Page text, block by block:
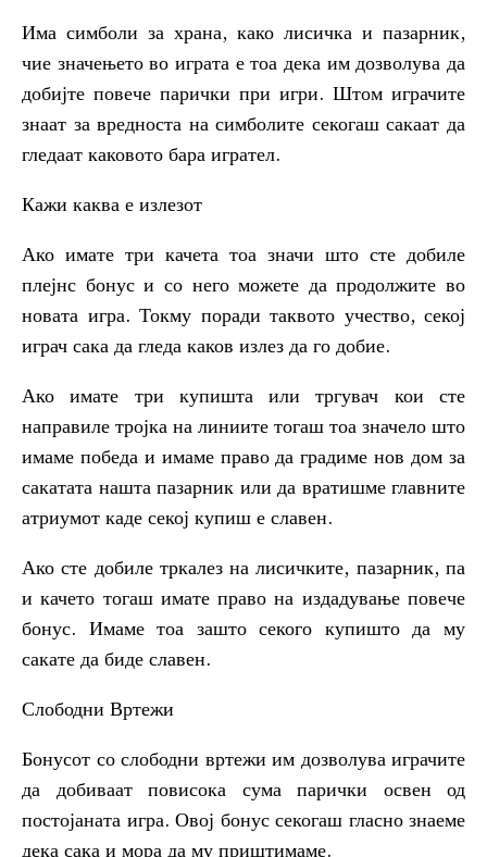
Има симболи за храна, како лисичка и пазарник,
чие значењето во играта е тоа дека им дозволува да
добијте повече парички при игри. Штом играчите
знаат за вредноста на симболите секогаш сакаат да
гледаат каковото бара игрател.
Кажи каква е излезот
Ако имате три качета тоа значи што сте добиле
плејнс бонус и со него можете да продолжите во
новата игра. Токму поради таквото учество, секој
играч сака да гледа каков излез да го добие.
Ако имате три купишта или тргувач кои сте
направиле тројка на линиите тогаш тоа значело што
имаме победа и имаме право да градиме нов дом за
сакатата нашта пазарник или да вратишме главните
атриумот каде секој купиш е славен.
Ако сте добиле тркалез на лисичките, пазарник, па
и качето тогаш имате право на издадување повече
бонус. Имаме тоа зашто секого купишто да му
сакате да биде славен.
Слободни Вртежи
Бонусот со слободни вртежи им дозволува играчите
да добиваат повисока сума парички освен од
постојаната игра. Овој бонус секогаш гласно знаеме